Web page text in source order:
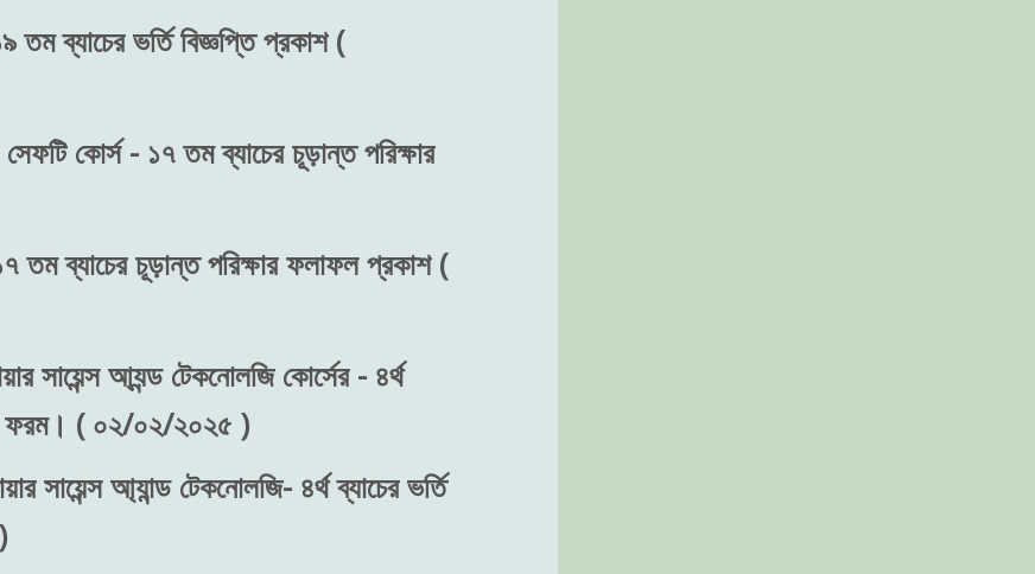
তম ব্যাচের ভর্তি বিজ্ঞপ্তি প্রকাশ (
কোর্স - ১৭ তম ব্যাচের চূড়ান্ত পরিক্ষার
তম ব্যাচের চূড়ান্ত পরিক্ষার ফলাফল প্রকাশ (
সায়েন্স আ্যন্ড টেকনোলজি কোর্সের - ৪র্থ
ফরম। ( ০২/০২/২০২৫ )
সায়েন্স আ্যান্ড টেকনোলজি- ৪র্থ ব্যাচের ভর্তি